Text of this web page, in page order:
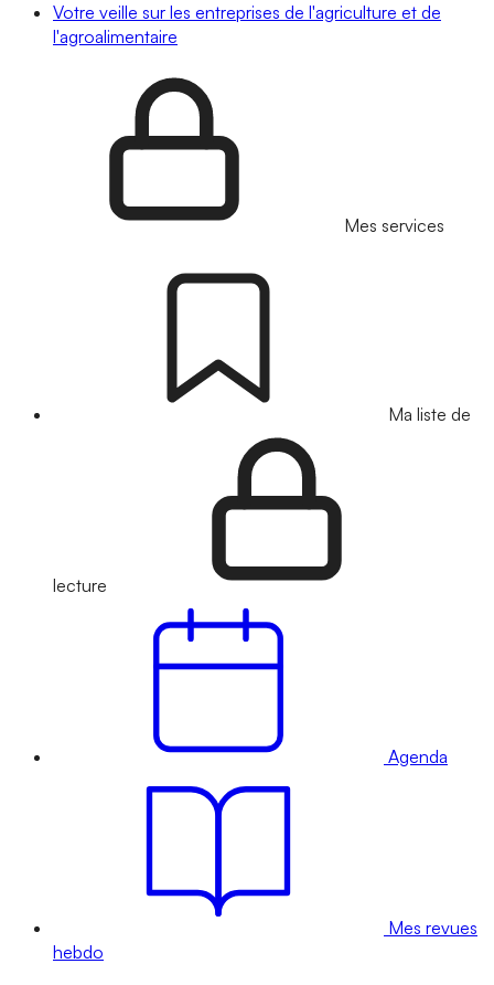
Votre veille sur les entreprises de l'agriculture et de
l'agroalimentaire
Mes services
Ma liste de
lecture
Agenda
Mes revues
hebdo